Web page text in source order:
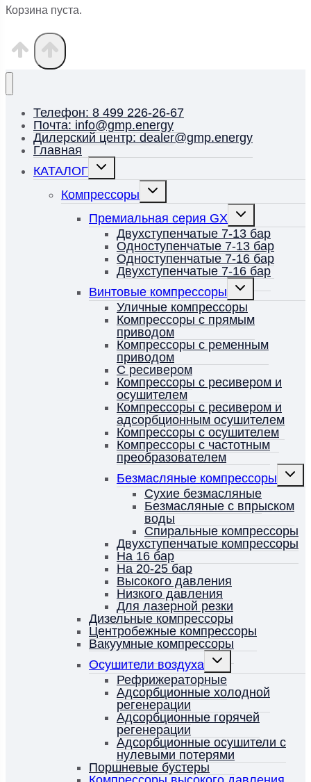
Корзина пуста.
Телефон: 8 499 226-26-67
Почта: info@gmp.energy
Дилерский центр: dealer@gmp.energy
Главная
КАТАЛОГ
Переключить
Компрессоры
Переключить
Премиальная серия GX
Переключить
меню
Двухступенчатые 7-13 бар
Одноступенчатые 7-13 бар
Одноступенчатые 7-16 бар
Двухступенчатые 7-16 бар
Винтовые компрессоры
Переключить
дочернее
меню
Уличные компрессоры
Компрессоры с прямым
приводом
Компрессоры с ременным
приводом
С ресивером
Компрессоры с ресивером и
осушителем
Компрессоры с ресивером и
адсорбционным осушителем
Компрессоры с осушителем
Компрессоры с частотным
преобразователем
Безмасляные компрессоры
Сухие безмасляные
Безмасляные с впрыском
воды
Спиральные компрессоры
Двухступенчатые компрессоры
На 16 бар
На 20-25 бар
Высокого давления
Низкого давления
Для лазерной резки
Дизельные компрессоры
Центробежные компрессоры
Вакуумные компрессоры
Осушители воздуха
Переключить
дочернее
меню
Рефрижераторные
Адсорбционные холодной
регенерации
Адсорбционные горячей
регенерации
Адсорбционные осушители с
нулевыми потерями
Поршневые бустеры